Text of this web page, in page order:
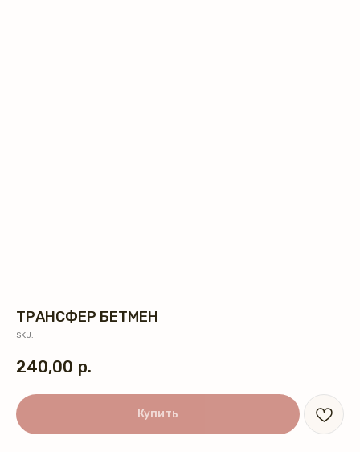
ТРАНСФЕР БЕТМЕН
SKU:
240,00 р.
Купить